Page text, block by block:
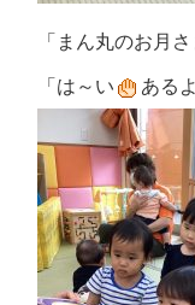
「まん丸のお月
「は～い ある